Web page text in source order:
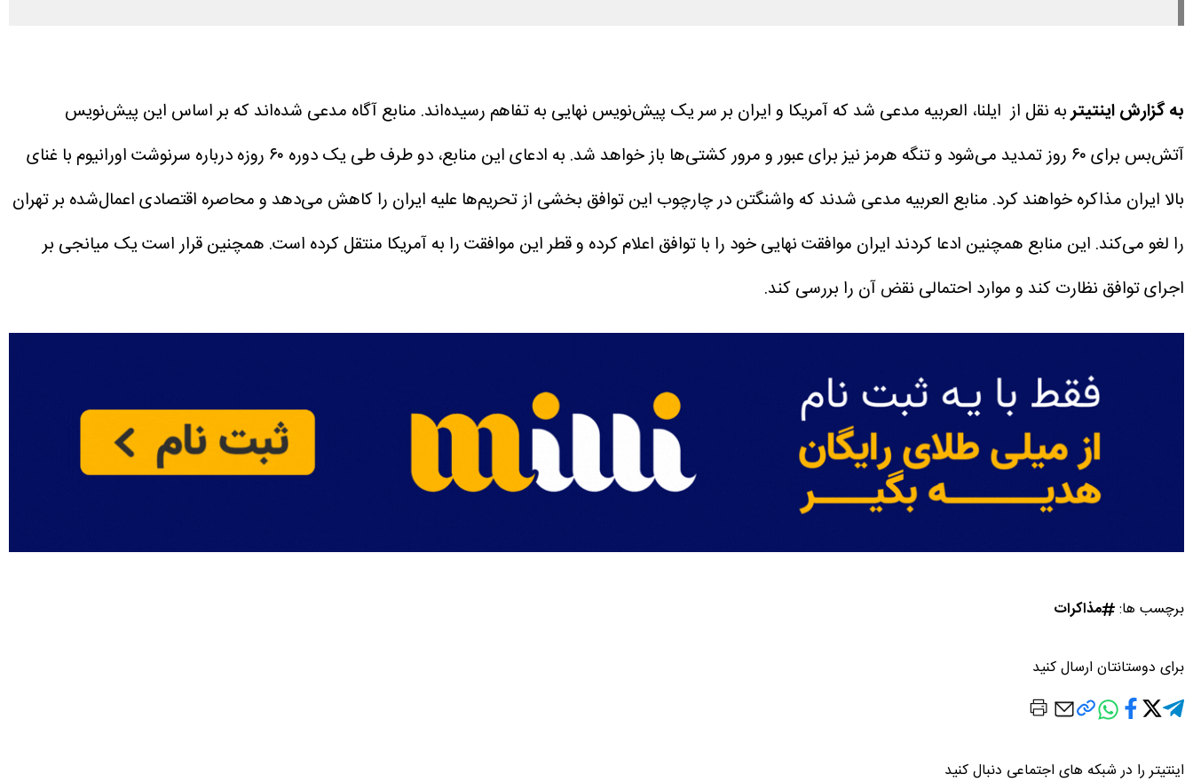
به گزارش اینتیتربه نقل از ایلنا، العربیه مدعی شد که آمریکا و ایران بر سر یک پیش‌نویس نهایی به تفاهم رسیده‌اند. منابع آگاه مدعی شده‌اند که بر اساس این پیش‌نویس
آتش‌بس برای ۶۰ روز تمدید می‌شود و تنگه هرمز نیز برای عبور و مرور کشتی‌ها باز خواهد شد.
به ادعای این منابع، دو طرف طی یک دوره ۶۰ روزه درباره سرنوشت اورانیوم با غنای
بالا ایران مذاکره خواهند کرد. منابع العربیه مدعی شدند که واشنگتن در چارچوب این توافق بخشی از تحریم‌ها علیه ایران را کاهش می‌دهد و محاصره اقتصادی اعمال‌شده بر تهران
را لغو می‌کند. این منابع همچنین ادعا کردند ایران موافقت نهایی خود را با توافق اعلام کرده و قطر این موافقت را به آمریکا منتقل کرده است. همچنین قرار است یک میانجی بر
اجرای توافق نظارت کند و موارد احتمالی نقض آن را بررسی کند.
برچسب ها: مذاکرات
برای دوستانتان ارسال کنید
اینتیتر را در شبکه های اجتماعی دنبال کنید